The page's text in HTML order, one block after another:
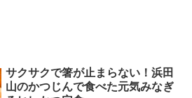
サクサクで箸が止まらない！浜田
山のかつじんで食べた元気みなぎ